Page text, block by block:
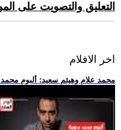
التعليق والتصويت على
اخر الافلام
.. محمد علام وهيثم سعيد: ألبوم محمد